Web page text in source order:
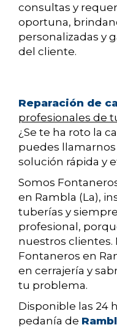
consultas y
oportuna,
personalizadas y
del cliente.
Reparación de
profesionales de
¿Se te ha roto la
puedes
solución rápida y
Somos
en Rambla (La),
tuberías y
profesional,
nuestros clientes.
Fontaneros en
en cerrajería y
tu problema.
Disponible las 24
pedanía de